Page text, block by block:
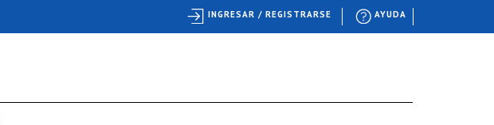
AYUDA
INGRESAR / REGISTRARSE